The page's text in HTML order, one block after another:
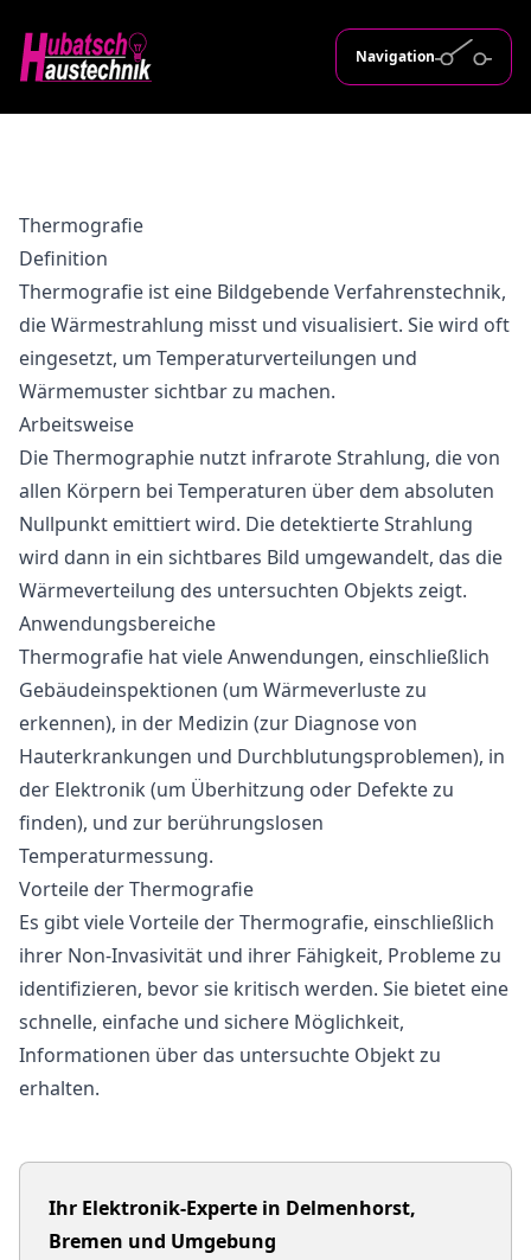
Navigation
Thermografie
Definition
Thermografie ist eine Bildgebende Verfahrenstechnik,
die Wärmestrahlung misst und visualisiert. Sie wird oft
eingesetzt, um Temperaturverteilungen und
Wärmemuster sichtbar zu machen.
Arbeitsweise
Die Thermographie nutzt infrarote Strahlung, die von
allen Körpern bei Temperaturen über dem absoluten
Nullpunkt emittiert wird. Die detektierte Strahlung
wird dann in ein sichtbares Bild umgewandelt, das die
Wärmeverteilung des untersuchten Objekts zeigt.
Anwendungsbereiche
Thermografie hat viele Anwendungen, einschließlich
Gebäudeinspektionen (um Wärmeverluste zu
erkennen), in der Medizin (zur Diagnose von
Hauterkrankungen und Durchblutungsproblemen), in
der Elektronik (um Überhitzung oder Defekte zu
finden), und zur berührungslosen
Temperaturmessung.
Vorteile der Thermografie
Es gibt viele Vorteile der Thermografie, einschließlich
ihrer Non-Invasivität und ihrer Fähigkeit, Probleme zu
identifizieren, bevor sie kritisch werden. Sie bietet eine
schnelle, einfache und sichere Möglichkeit,
Informationen über das untersuchte Objekt zu
erhalten.
Ihr Elektronik-Experte in Delmenhorst,
Bremen und Umgebung